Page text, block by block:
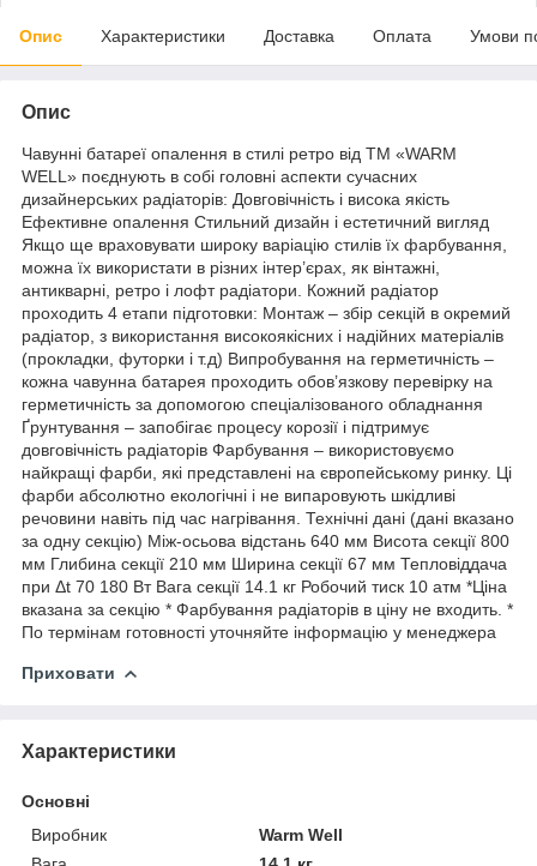
Опис Характеристики Доставка Оплата Умови
Опис
Чавунні батареї опалення в стилі ретро від ТМ «WARM
WELL» поєднують в собі головні аспекти сучасних
дизайнерських радіаторів: Довговічність і висока якість
Ефективне опалення Стильний дизайн і естетичний вигляд
Якщо ще враховувати широку варіацію стилів їх фарбування,
можна їх використати в різних інтер’єрах, як вінтажні,
антикварні, ретро і лофт радіатори. Кожний радіатор
проходить 4 етапи підготовки: Монтаж – збір секцій в окремий
радіатор, з використання високоякісних і надійних матеріалів
(прокладки, футорки і т.д) Випробування на герметичність –
кожна чавунна батарея проходить обов’язкову перевірку на
герметичність за допомогою спеціалізованого обладнання
Ґрунтування – запобігає процесу корозії і підтримує
довговічність радіаторів Фарбування – використовуємо
найкращі фарби, які представлені на європейському ринку. Ці
фарби абсолютно екологічні і не випаровують шкідливі
речовини навіть під час нагрівання. Технічні дані (дані вказано
за одну секцію) Між-осьова відстань 640 мм Висота секції 800
мм Глибина секції 210 мм Ширина секції 67 мм Тепловіддача
при Δt 70 180 Вт Вага секції 14.1 кг Робочий тиск 10 атм *Ціна
вказана за секцію * Фарбування радіаторів в ціну не входить. *
По термінам готовності уточняйте інформацію у менеджера
Приховати
Характеристики
Основні
Виробник
Warm Well